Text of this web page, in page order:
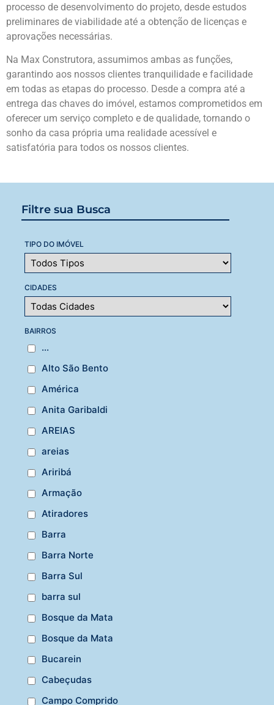
Filtre sua Busca
TIPO DO IMÓVEL
CIDADES
BAIRROS
...
Alto São Bento
América
Anita Garibaldi
AREIAS
areias
Ariribá
Armação
Atiradores
Barra
Barra Norte
Barra Sul
barra sul
Bosque da Mata
Bosque da Mata
Bucarein
Cabeçudas
Campo Comprido
processo de desenvolvimento do projeto, desde estudos
preliminares de viabilidade até a obtenção de licenças e
aprovações necessárias.
Na Max Construtora, assumimos ambas as funções,
garantindo aos nossos clientes tranquilidade e facilidade
em todas as etapas do processo. Desde a compra até a
entrega das chaves do imóvel, estamos comprometidos em
oferecer um serviço completo e de qualidade, tornando o
sonho da casa própria uma realidade acessível e
satisfatória para todos os nossos clientes.